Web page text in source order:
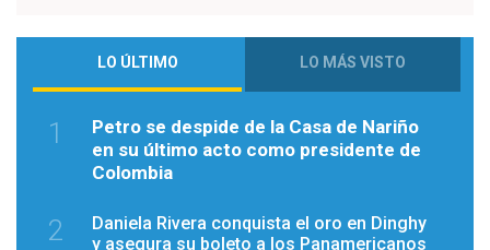
LO ÚLTIMO LO MÁS VISTO
1
Petro se despide de la Casa de Nariño
en su último acto como presidente de
Colombia
2
Daniela Rivera conquista el oro en Dinghy
y asegura su boleto a los Panamericanos